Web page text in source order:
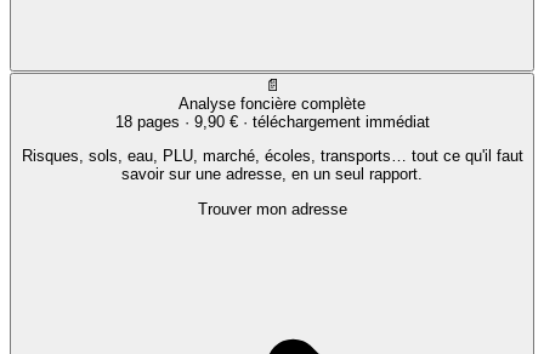
📄
Analyse foncière complète
18 pages · 9,90 €· téléchargement immédiat
Risques, sols, eau, PLU, marché, écoles, transports… tout ce qu'il faut
savoir sur une adresse, en un seul rapport.
Trouver mon adresse